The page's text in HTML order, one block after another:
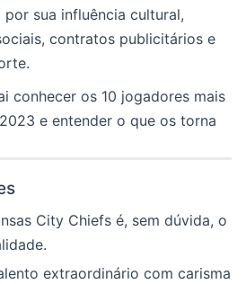
sua influência cultural,
contratos publicitários e
conhecer os 10 jogadores mais
e entender o que os torna
City Chiefs é, sem dúvida, o
extraordinário com carisma